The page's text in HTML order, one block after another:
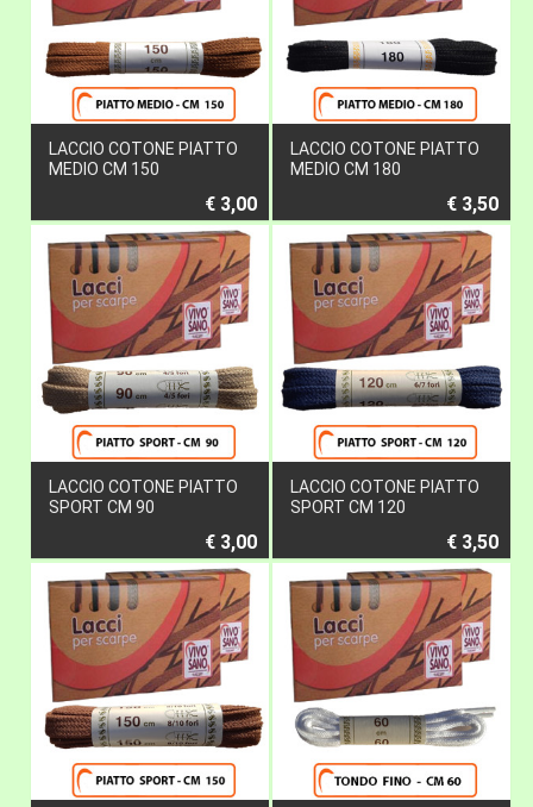
LACCIO COTONE PIATTO
MEDIO CM 150
€ 3,00
LACCIO COTONE PIATTO
MEDIO CM 180
€ 3,50
LACCIO COTONE PIATTO
SPORT CM 90
€ 3,00
LACCIO COTONE PIATTO
SPORT CM 120
€ 3,50